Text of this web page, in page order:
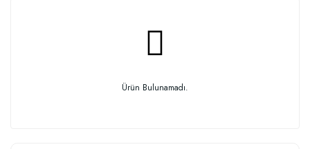
Ürün Bulunamadı.